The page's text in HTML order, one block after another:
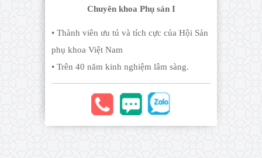
Chuyên khoa Phụ sản I
• Thành viên ưu tú và tích cực của Hội Sản
phụ khoa Việt Nam
• Trên 40 năm kinh nghiệm lâm sàng.